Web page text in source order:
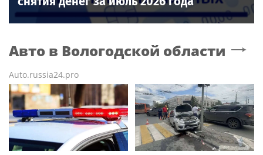
Авто в Вологодской области
Auto.russia24.pro